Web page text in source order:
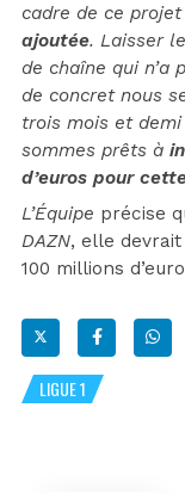
cadre de ce
ajoutée. Laisser
de chaîne qui n’a
de concret nous
trois mois et
sommes prêts à
d’euros pour
L’Équipe précise
DAZN, elle
100 millions
LIGUE 1